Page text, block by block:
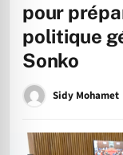
pour
politique
Sonko
Sidy Mohamet